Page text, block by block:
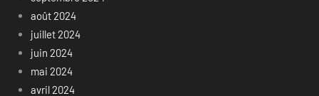
août 2024
juillet 2024
juin 2024
mai 2024
avril 2024